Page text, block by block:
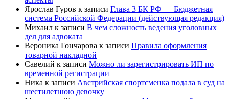
Ярослав Гуров к записи Глава 3 БК РФ — Бюджетная
система Российской Федерации (действующая редакция)
Михаил к записи В чем сложность ведения уголовных
дел для адвоката
Вероника Гончарова к записи Правила оформления
товарной накладной
Савелий к записи Можно ли зарегистрировать ИП по
временной регистрации
Ника к записи Австрийская спортсменка подала в суд на
шестилетнюю девочку